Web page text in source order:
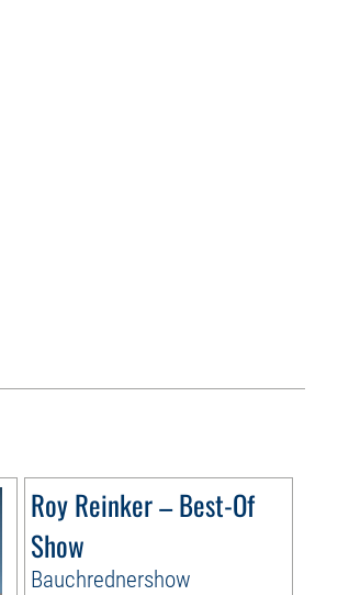
Roy Reinker – Best-Of
Show
Bauchrednershow